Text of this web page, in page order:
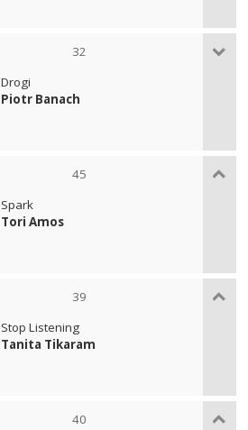
32
Drogi
Piotr Banach
45
Spark
Tori Amos
39
Stop Listening
Tanita Tikaram
40